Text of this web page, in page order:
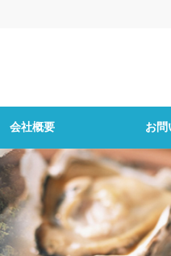
会社概要 お問